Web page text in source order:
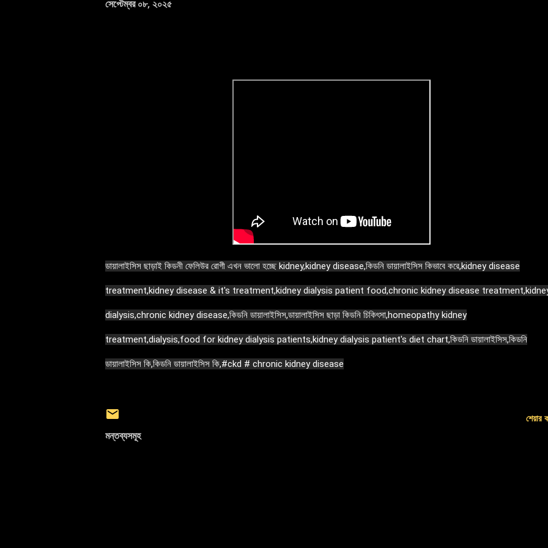
সেপ্টেম্বর ০৮, ২০২৫
ডায়ালাইসিস ছাড়াই কিডনী ফেলিউর রোগী এখন ভালো হচ্ছে kidney,kidney disease,কিডনি ডায়ালাইসিস কিভাবে করে,kidney disease
treatment,kidney disease & it's treatment,kidney dialysis patient food,chronic kidney disease
dialysis,chronic kidney disease,কিডনি ডায়ালাইসিস,ডায়ালাইসিস ছাড়া কিডনি চিকিৎসা,homeopathy kidney
treatment,dialysis,food for kidney dialysis patients,kidney dialysis patient's diet chart,কিডনি ডায়ালাইসিস,কিডনি
ডায়ালাইসিস কি,কিডনি ডায়ালাইসিস কি,#ckd # chronic kidney disease
শেয়ার
মন্তব্যসমূহ